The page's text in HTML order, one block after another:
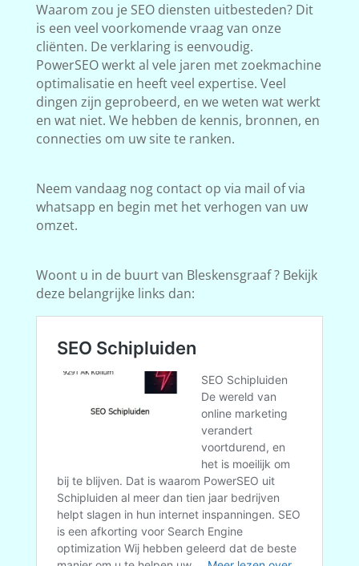
Waarom zou je SEO diensten uitbesteden? Dit
is een veel voorkomende vraag van onze
cliënten. De verklaring is eenvoudig.
PowerSEO werkt al vele jaren met zoekmachine
optimalisatie en heeft veel expertise. Veel
dingen zijn geprobeerd, en we weten wat werkt
en wat niet. We hebben de kennis, bronnen, en
connecties om uw site te ranken.
Neem vandaag nog contact op via mail of via
whatsapp en begin met het verhogen van uw
omzet.
Woont u in de buurt van Bleskensgraaf ? Bekijk
deze belangrijke links dan: